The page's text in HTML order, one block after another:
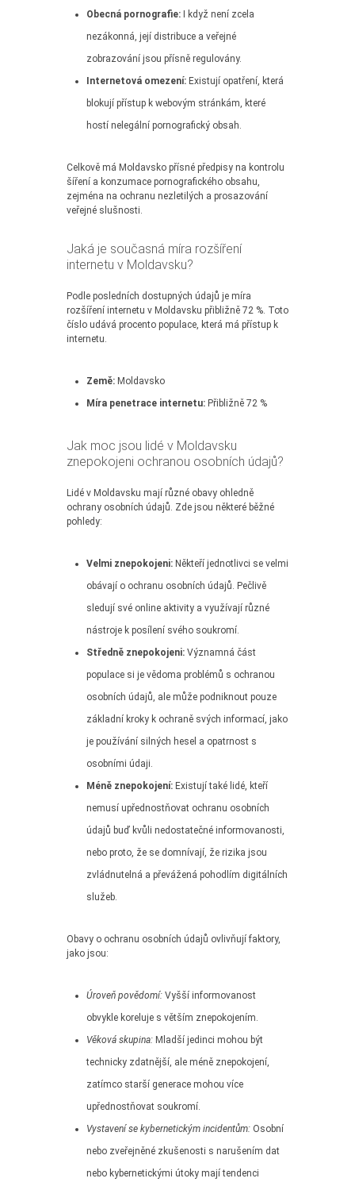
Obecná pornografie: I když není zcela
nezákonná, její distribuce a veřejné
zobrazování jsou přísně regulovány.
Internetová omezení: Existují opatření, která
blokují přístup k webovým stránkám, které
hostí nelegální pornografický obsah.
Celkově má Moldavsko přísné předpisy na kontrolu
šíření a konzumace pornografického obsahu,
zejména na ochranu nezletilých a prosazování
veřejné slušnosti.
Jaká je současná míra rozšíření
internetu v Moldavsku?
Podle posledních dostupných údajů je míra
rozšíření internetu v Moldavsku přibližně 72 %. Toto
číslo udává procento populace, která má přístup k
internetu.
Země: Moldavsko
Míra penetrace internetu: Přibližně 72 %
Jak moc jsou lidé v Moldavsku
znepokojeni ochranou osobních údajů?
Lidé v Moldavsku mají různé obavy ohledně
ochrany osobních údajů. Zde jsou některé běžné
pohledy:
Velmi znepokojeni: Někteří jednotlivci se velmi
obávají o ochranu osobních údajů. Pečlivě
sledují své online aktivity a využívají různé
nástroje k posílení svého soukromí.
Středně znepokojeni: Významná část
populace si je vědoma problémů s ochranou
osobních údajů, ale může podniknout pouze
základní kroky k ochraně svých informací, jako
je používání silných hesel a opatrnost s
osobními údaji.
Méně znepokojení: Existují také lidé, kteří
nemusí upřednostňovat ochranu osobních
údajů buď kvůli nedostatečné informovanosti,
nebo proto, že se domnívají, že rizika jsou
zvládnutelná a převážená pohodlím digitálních
služeb.
Obavy o ochranu osobních údajů ovlivňují faktory,
jako jsou:
Úroveň povědomí: Vyšší informovanost
obvykle koreluje s větším znepokojením.
Věková skupina: Mladší jedinci mohou být
technicky zdatnější, ale méně znepokojení,
zatímco starší generace mohou více
upřednostňovat soukromí.
Vystavení se kybernetickým incidentům: Osobní
nebo zveřejněné zkušenosti s narušením dat
nebo kybernetickými útoky mají tendenci